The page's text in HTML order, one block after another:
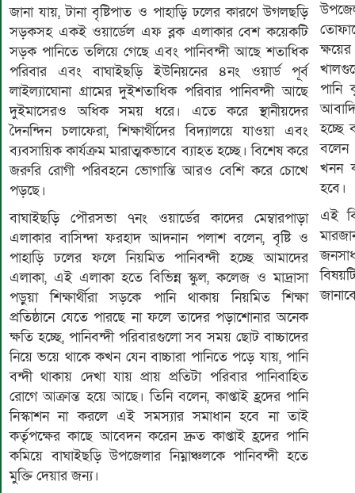
জানা যায়, টানা বৃষ্টিপাত ও পাহাড়ি ঢলের কারণে উগলছড়ি
সড়কসহ একই ওয়ার্ডেল এফ ব্লক এলাকার বেশ কয়েকটি
সড়ক পানিতে তলিয়ে গেছে এবং পানিবন্দী আছে শতাধিক
পরিবার এবং বাঘাইছড়ি ইউনিয়নের ৪নং ওয়ার্ড পূর্ব
লাইল্যাঘোনা গ্রামের দুইশতাধিক পরিবার পানিবন্দী আছে
দুইমাসেরও অধিক সময় ধরে। এতে করে স্থানীয়দের
দৈনন্দিন চলাফেরা, শিক্ষার্থীদের বিদ্যালয়ে যাওয়া এবং
ব্যবসায়িক কার্যক্রম মারাত্মকভাবে ব্যাহত হচ্ছে। বিশেষ করে
জরুরি রোগী পরিবহনে ভোগান্তি আরও বেশি করে চোখে
পড়ছে।
বাঘাইছড়ি পৌরসভা ৭নং ওয়ার্ডের কাদের মেম্বারপাড়া
এলাকার বাসিন্দা ফরহাদ আদনান পলাশ বলেন, বৃষ্টি ও
পাহাড়ি ঢলের ফলে নিয়মিত পানিবন্দী হচ্ছে আমাদের
এলাকা, এই এলাকা হতে বিভিন্ন স্কুল, কলেজ ও মাদ্রাসা
পড়ুয়া শিক্ষার্থীরা সড়কে পানি থাকায় নিয়মিত শিক্ষা
প্রতিষ্ঠানে যেতে পারছে না ফলে তাদের পড়াশোনার অনেক
ক্ষতি হচ্ছে, পানিবন্দী পরিবারগুলো সব সময় ছোট বাচ্চাদের
নিয়ে ভয়ে থাকে কখন যেন বাচ্চারা পানিতে পড়ে যায়, পানি
বন্দী থাকায় দেখা যায় প্রায় প্রতিটা পরিবার পানিবাহিত
রোগে আক্রান্ত হয়ে আছে। তিনি বলেন, কাপ্তাই হ্রদের পানি
নিস্কাশন না করলে এই সমস্যার সমাধান হবে না তাই
কর্তৃপক্ষের কাছে আবেদন করেন দ্রুত কাপ্তাই হ্রদের পানি
কমিয়ে বাঘাইছড়ি উপজেলার নিম্নাঞ্চলকে পানিবন্দী হতে
মুক্তি দেয়ার জন্য।
পানি
হচ্ছে
বলেন
খনন
হবে।
এই